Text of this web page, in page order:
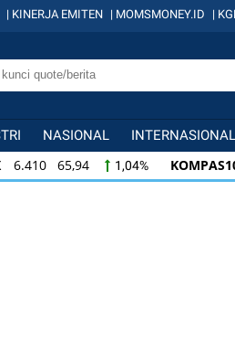
| KINERJA EMITEN | MOMSMONEY.ID |
NASIONAL INTERNASIONAL
6.410 65,94 1,04%
845 12,09 1,45%